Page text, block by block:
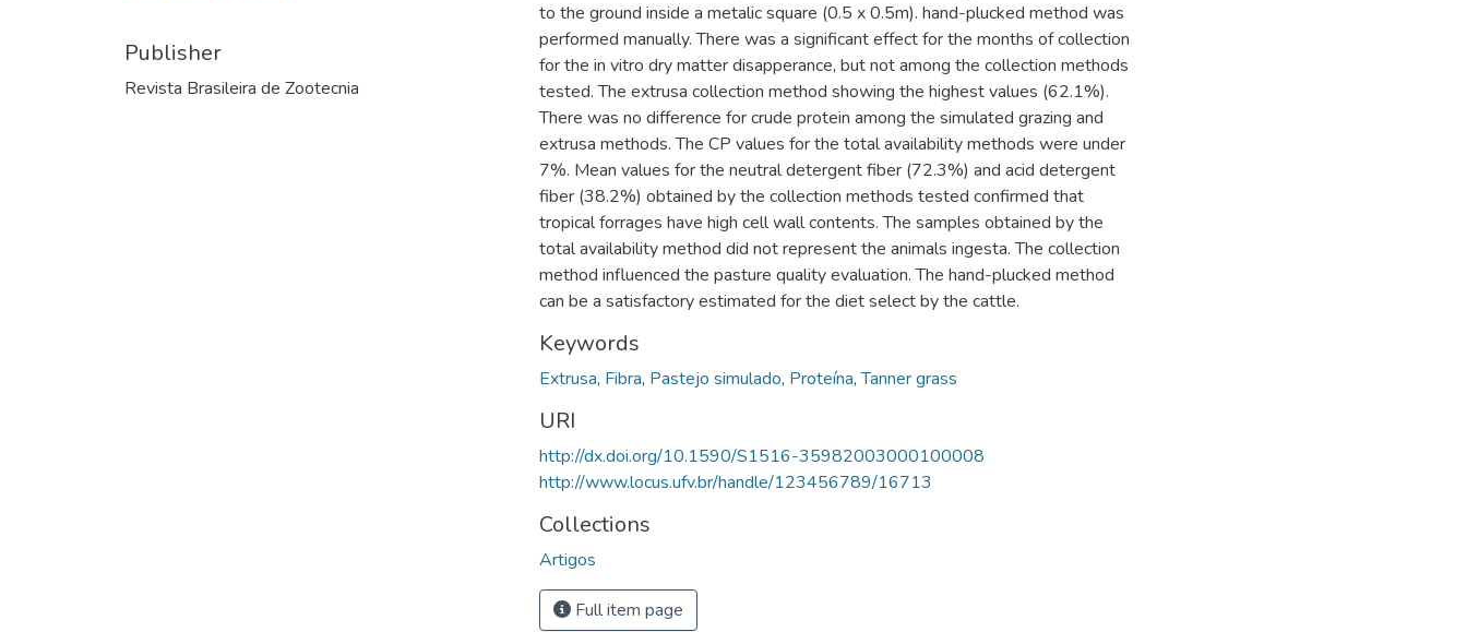
Publisher
Revista Brasileira de Zootecnia
to the ground inside a metalic square (0.5 x 0.5m). hand-plucked method was
performed manually. There was a significant effect for the months of collection
for the in vitro dry matter disapperance, but not among the collection methods
tested. The extrusa collection method showing the highest values (62.1%).
There was no difference for crude protein among the simulated grazing and
extrusa methods. The CP values for the total availability methods were under
7%. Mean values for the neutral detergent fiber (72.3%) and acid detergent
fiber (38.2%) obtained by the collection methods tested confirmed that
tropical forrages have high cell wall contents. The samples obtained by the
total availability method did not represent the animals ingesta. The collection
method influenced the pasture quality evaluation. The hand-plucked method
can be a satisfactory estimated for the diet select by the cattle.
Keywords
Extrusa, Fibra, Pastejo simulado, Proteína,Tanner grass
URI
http://dx.doi.org/10.1590/S1516-35982003000100008
http://www.locus.ufv.br/handle/123456789/16713
Collections
Artigos
Full item page